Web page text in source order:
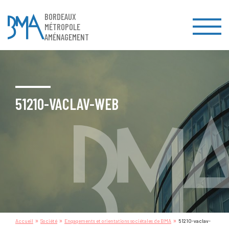
BORDEAUX
MÉTROPOLE
AMÉNAGEMENT
51210-VACLAV-WEB
Accueil » Société » Engagements et orientations sociétales de BMA » 51210-vaclav-